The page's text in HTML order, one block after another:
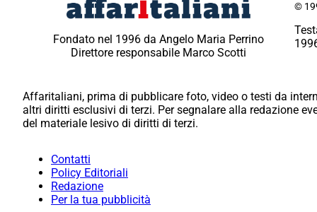
Fondato nel 1996 da Angelo Maria Perrino
Direttore responsabile Marco Scotti
©
Affaritaliani, prima di pubblicare foto, video o testi da
altri diritti esclusivi di terzi. Per segnalare alla redazione
del materiale lesivo di diritti di terzi.
Contatti
Policy Editoriali
Redazione
Per la tua pubblicità